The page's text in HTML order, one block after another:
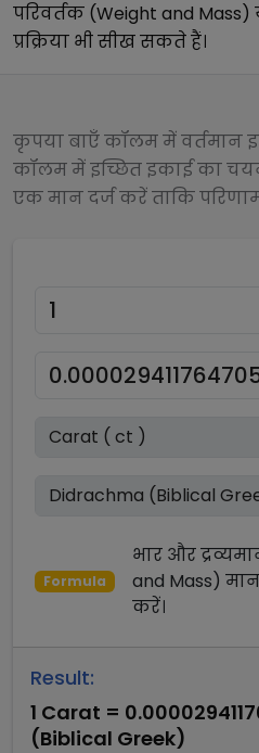
परिवर्तक (Weight and Mass)
प्रक्रिया भी सीख सकते हैं।
कृपया बाएँ कॉलम में वर्तमान
कॉलम में इच्छित इकाई का
एक मान दर्ज करें ताकि
Formula
भार और
and Mass)
करें।
Result:
1 Carat =
(Biblical Greek)